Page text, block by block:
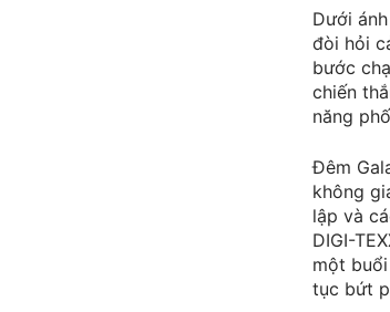
Dưới
đòi hỏi
bước
chiến
năng
Đêm
không
lập và
DIGI-
một
tục bứt